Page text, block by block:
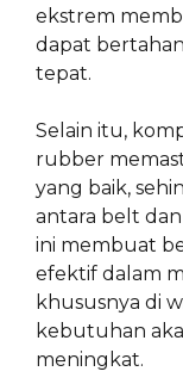
ekstrem
dapat
tepat.
Selain itu,
rubber
yang baik,
antara belt
ini membuat
efektif dalam
khususnya di
kebutuhan
meningkat.